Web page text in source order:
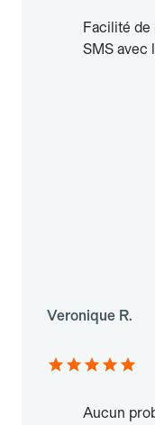
Facilité de
SMS avec
Veronique R.
Aucun